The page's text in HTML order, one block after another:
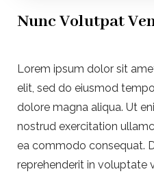
Nunc Volutpat
Lorem ipsum dolor sit
elit, sed do eiusmod
dolore magna aliqua. Ut
nostrud exercitation
ea commodo consequat.
reprehenderit in voluptate